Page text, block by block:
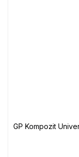
GP Kompozit